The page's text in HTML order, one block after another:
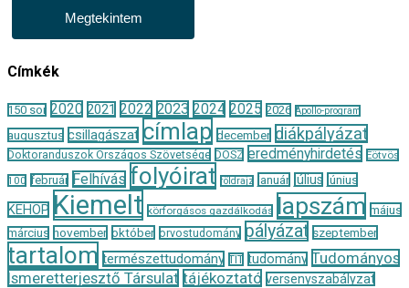
Megtekintem
Címkék
150 sor 2020 2021 2022 2023 2024 2025 2026 Apollo-program
augusztus csillagászat címlap december diákpályázat
Doktoranduszok Országos Szövetsége DOSZ eredményhirdetés Eötvös
100 február Felhívás folyóirat földrajz január július június
KEHOP Kiemelt körforgásos gazdálkodás lapszám május
március november október orvostudomány pályázat szeptember
tartalom természettudomány TIT tudomány Tudományos
Ismeretterjesztő Társulat tájékoztató versenyszabályzat